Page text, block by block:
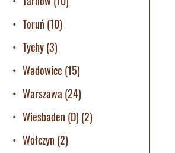
Toruń (10)
Tychy(3)
Wadowice (15)
Warszawa (24)
Wiesbaden (D) (2)
Wołczyn (2)